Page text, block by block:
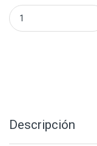
Set de Caja de
Descripción